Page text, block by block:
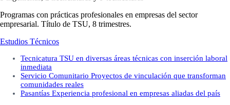
Programas con prácticas profesionales en empresas del sector
empresarial. Título de TSU, 8 trimestres.
Estudios Técnicos
Tecnicatura TSU en diversas áreas técnicas con inserción laboral
inmediata
Servicio Comunitario Proyectos de vinculación que transforman
comunidades reales
Pasantías Experiencia profesional en empresas aliadas del país